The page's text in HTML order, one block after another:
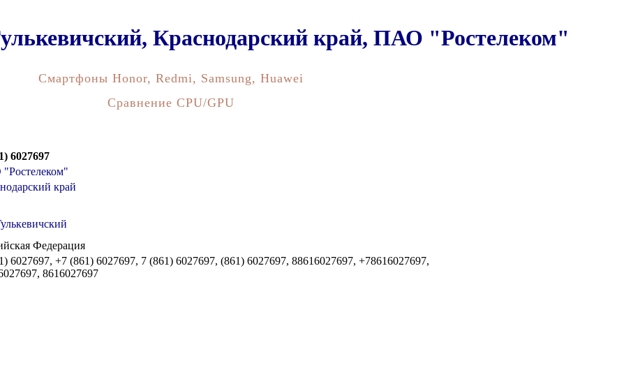
Краснодарский край, ПАО "Ростелеком"
Смартфоны Honor, Redmi, Samsung, Huawei
Сравнение CPU/GPU
6027697
край
Федерация
6027697, +7 (861) 6027697, 7 (861) 6027697, (861) 6027697, 88616027697, +78616027697,
8616027697